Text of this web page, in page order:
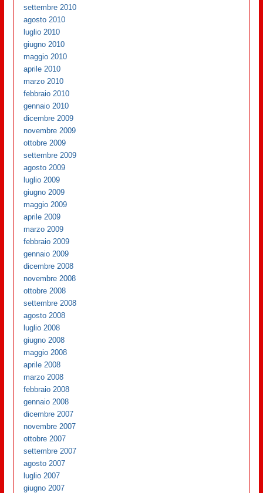
settembre 2010
agosto 2010
luglio 2010
giugno 2010
maggio 2010
aprile 2010
marzo 2010
febbraio 2010
gennaio 2010
dicembre 2009
novembre 2009
ottobre 2009
settembre 2009
agosto 2009
luglio 2009
giugno 2009
maggio 2009
aprile 2009
marzo 2009
febbraio 2009
gennaio 2009
dicembre 2008
novembre 2008
ottobre 2008
settembre 2008
agosto 2008
luglio 2008
giugno 2008
maggio 2008
aprile 2008
marzo 2008
febbraio 2008
gennaio 2008
dicembre 2007
novembre 2007
ottobre 2007
settembre 2007
agosto 2007
luglio 2007
giugno 2007